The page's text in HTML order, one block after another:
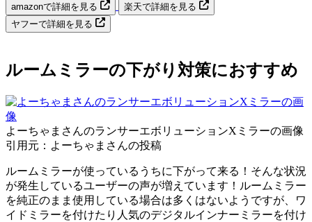
amazonで詳細を見る
楽天で詳細を見る
ヤフーで詳細を見る
ルームミラーの下がり対策におすすめ
よーちゃまさんのランサーエボリューションXミラーの画像
引用元：よーちゃまさんの投稿
ルームミラーが使っているうちに下がって来る！そんな状況
が発生しているユーザーの声が増えています！ルームミラー
を純正のまま使用している場合は多くはないようですが、ワ
イドミラーを付けたり人気のデジタルインナーミラーを付け